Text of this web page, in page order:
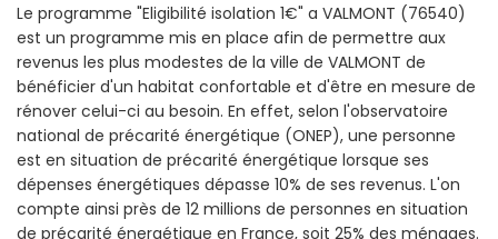
Le programme "Eligibilité isolation 1€" a VALMONT (76540)
est un programme mis en place afin de permettre aux
revenus les plus modestes de la ville de VALMONT de
bénéficier d'un habitat confortable et d'être en mesure de
rénover celui-ci au besoin. En effet, selon l'observatoire
national de précarité énergétique (ONEP), une personne
est en situation de précarité énergétique lorsque ses
dépenses énergétiques dépasse 10% de ses revenus. L'on
compte ainsi près de 12 millions de personnes en situation
de précarité énergétique en France, soit 25% des ménages.